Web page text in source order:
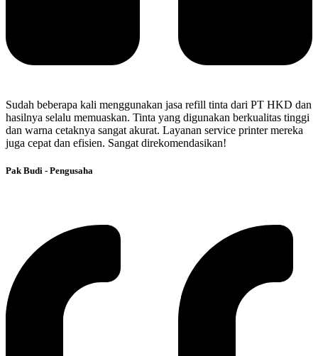
Sudah beberapa kali menggunakan jasa refill tinta dari PT HKD dan
hasilnya selalu memuaskan. Tinta yang digunakan berkualitas tinggi
dan warna cetaknya sangat akurat. Layanan service printer mereka
juga cepat dan efisien. Sangat direkomendasikan!
Pak Budi - Pengusaha